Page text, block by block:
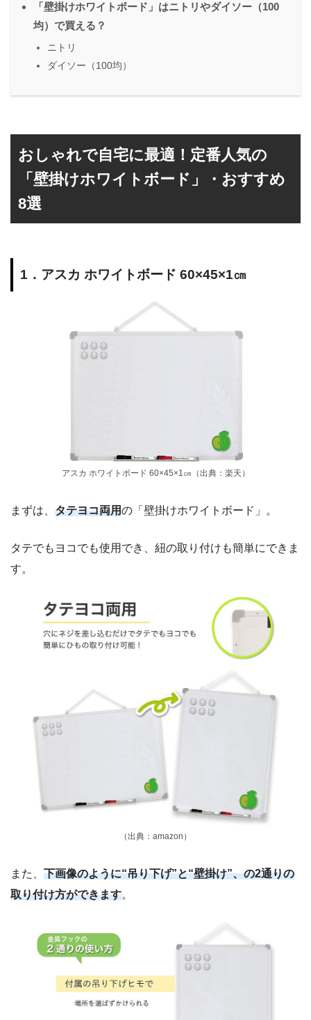
「壁掛けホワイトボード」はニトリやダイソー（100
均）で買える？
ニトリ
ダイソー（100均）
おしゃれで自宅に最適！定番人気の
「壁掛けホワイトボード」・おすすめ
8選
1．アスカ ホワイトボード 60×45×1㎝
アスカ ホワイトボード 60×45×1㎝（出典：楽天）
まずは、 タテヨコ両用の「壁掛けホワイトボード」。
タテでもヨコでも使用でき、紐の取り付けも簡単にできま
す。
（出典：amazon）
また、 下画像のように“吊り下げ”と“壁掛け”、の2通りの
取り付け方ができます。